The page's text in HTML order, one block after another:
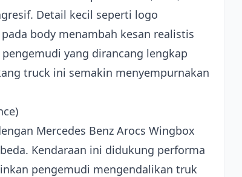
Detail kecil seperti logo
body menambah kesan realistis
yang dirancang lengkap
truck ini semakin menyempurnakan
Mercedes Benz Arocs Wingbox
Kendaraan ini didukung performa
pengemudi mengendalikan truk